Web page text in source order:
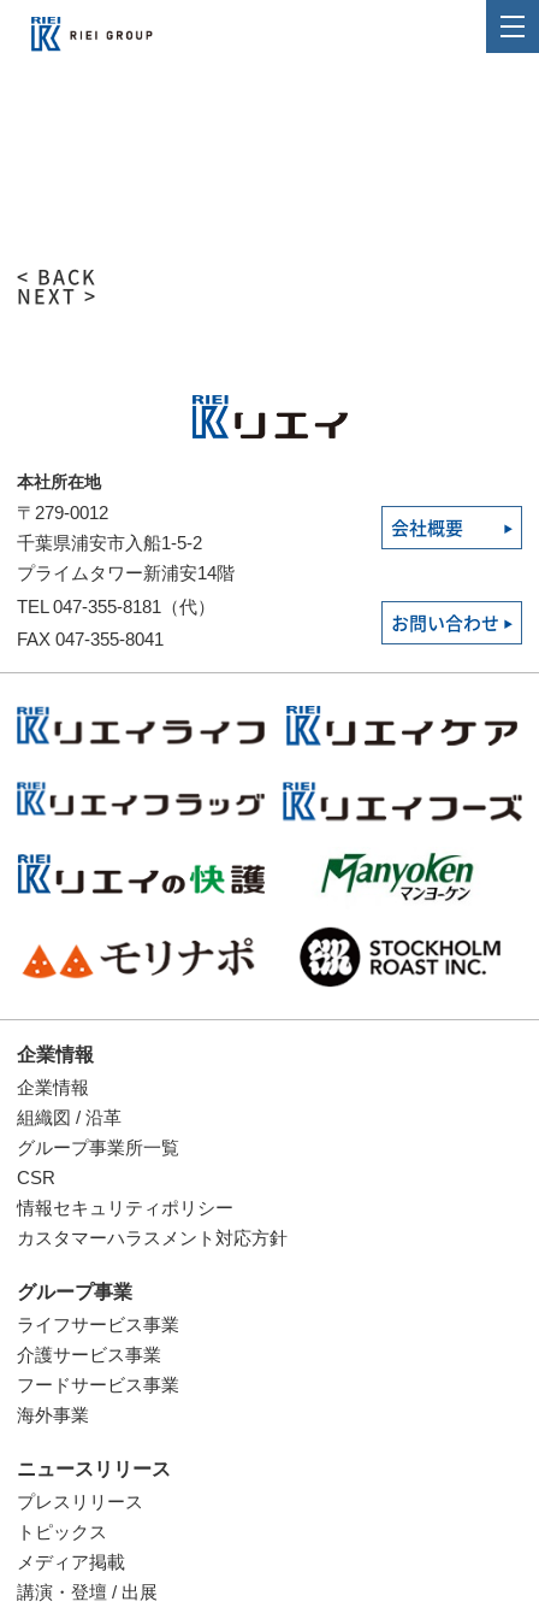
< BACK
NEXT >
本社所在地
〒279-0012
千葉県浦安市入船1-5-2
プライムタワー新浦安14階
会社概要
TEL 047-355-8181（代）
FAX 047-355-8041
お問い合わせ
企業情報
企業情報
組織図 / 沿革
グループ事業所一覧
CSR
情報セキュリティポリシー
カスタマーハラスメント対応方針
グループ事業
ライフサービス事業
介護サービス事業
フードサービス事業
海外事業
ニュースリリース
プレスリリース
トピックス
メディア掲載
講演・登壇 / 出展